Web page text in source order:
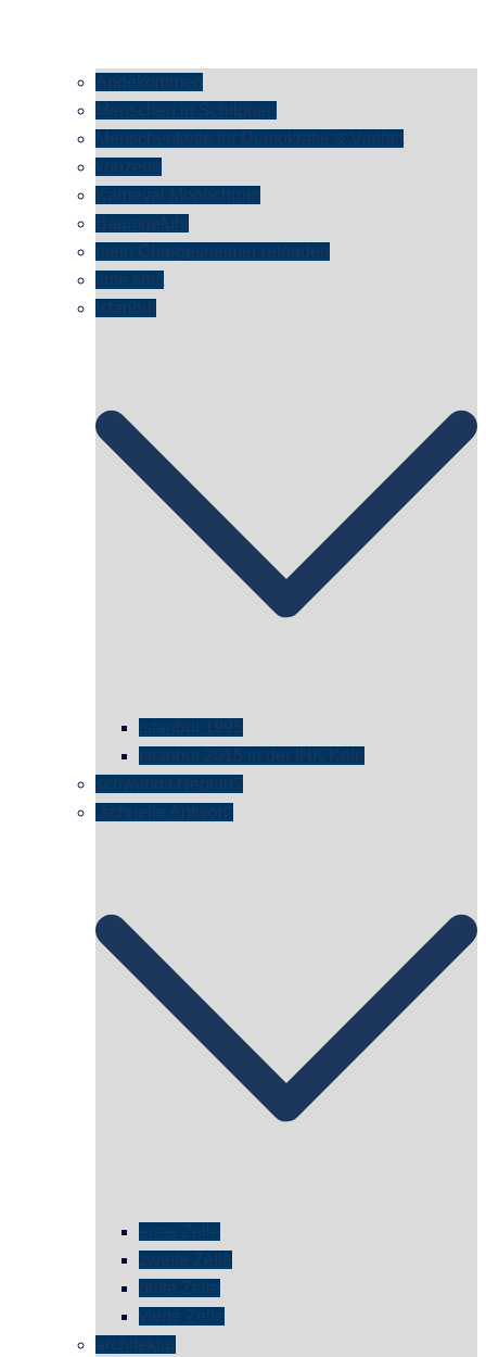
Angekommen
Menschen in Schildgen
Menschenkette für Demokratie & Vielfalt
konzerte
Karneval Monochrom
Baumgefühl
mein Chargesheimer reloaded
time shift
Istanbul
istanbul 1995
Istanbul 2015 in der IHK Köln
schwimmt Neptun?
„schnelle Antwort“
erste Zelle
zweite Zelle
dritte Zelle
vierte Zelle
architektur